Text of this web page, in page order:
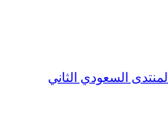
المنتدى السعودي الثاني